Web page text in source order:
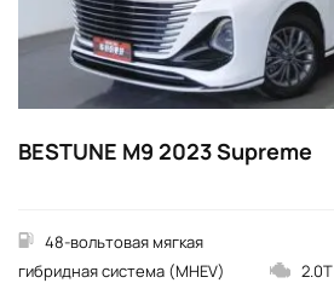
BESTUNE M9 2023 Supreme
48-вольтовая мягкая
гибридная система (MHEV)
2.0T